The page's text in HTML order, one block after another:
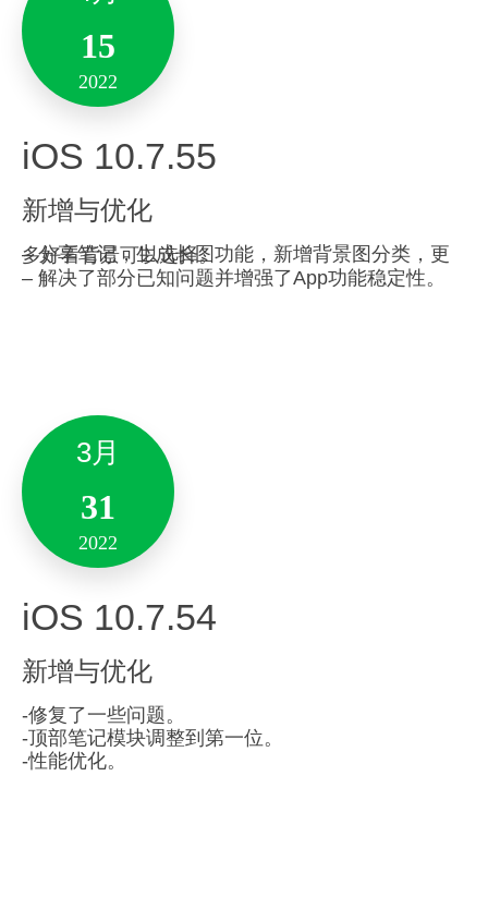
-解决了部分已知问题并增强了产品稳定性。
备注:此版本仅支持10.14及其以上系统版本。
3月
29
2022
新增与优化
体验及性能优化：
-解决了部分已知问题并增强了产品稳定性。
备注:此版本仅支持10.14及其以上系统版本。
3月
19
2022
3月
17
2022
Version 7.0.10
新增与优化
3月
02
2022
Version 7.0.8
新增与优化
15
2022
iOS 10.7.55
新增与优化
– 分享笔记，生成长图功能，新增背景图分类，更多好看背景可以选择。
– 解决了部分已知问题并增强了App功能稳定性。
3月
31
2022
iOS 10.7.54
新增与优化
-修复了一些问题。
-顶部笔记模块调整到第一位。
-性能优化。
– 八麦录音免费转写。
– 多个录音场景匹配。
– 语音翻译实时转写。
体验及性能优化
4月
Android 10.7.69
新增与优化
新增支持智能硬件【印象笔】：
笔记。
体验及性能优化
– 解决了部分已知问题并增强了App功能稳定性。